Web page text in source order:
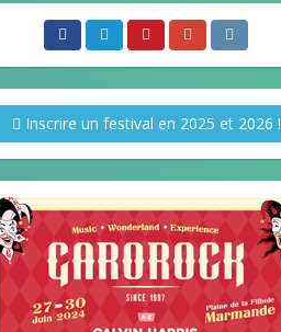
Inscrire un festival en 2025 et 2026 !